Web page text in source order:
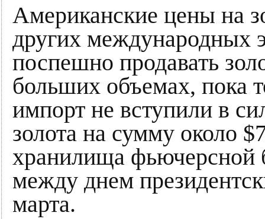
Американские цены на
других международных
поспешно продавать
больших объемах, пока
импорт не вступили в
золота на сумму около
хранилища
между днем
марта.